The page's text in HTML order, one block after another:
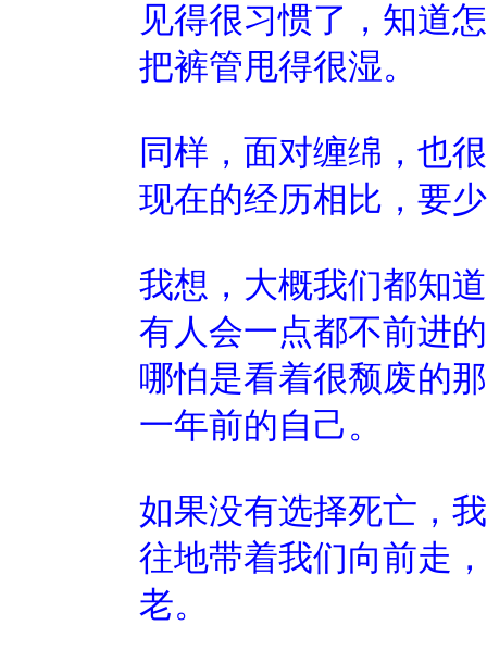
见得很习惯了，知道
把裤管甩得很湿。
同样，面对缠绵，也
现在的经历相比，要
我想，大概我们都知
有人会一点都不前进
哪怕是看着很颓废的
一年前的自己。
如果没有选择死亡，
往地带着我们向前走
老。